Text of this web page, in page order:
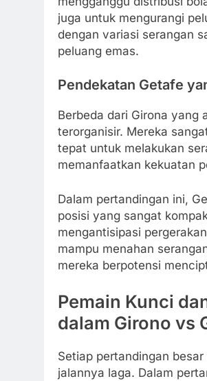
juga untuk mengurangi
dengan variasi serangan
peluang emas.
Pendekatan Getafe
Berbeda dari Girona yang
terorganisir. Mereka
tepat untuk melakukan
memanfaatkan kekuatan
Dalam pertandingan ini,
posisi yang sangat
mengantisipasi
mampu menahan
mereka berpotensi
Pemain Kunci
dalam Girono vs
Setiap pertandingan
jalannya laga. Dalam